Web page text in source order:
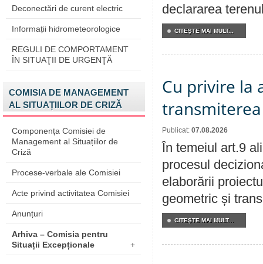
Deconectări de curent electric
Informații hidrometeorologice
REGULI DE COMPORTAMENT
ÎN SITUAŢII DE URGENŢĂ
COMISIA DE MANAGEMENT
AL SITUAȚIILOR DE CRIZĂ
Componența Comisiei de
Management al Situațiilor de
Criză
Procese-verbale ale Comisiei
Acte privind activitatea Comisiei
Anunțuri
Arhiva – Comisia pentru
Situații Excepționale
+
declararea
CITEŞTE MAI MULT...
Cu privire la
Publicat: 07.08.2026
În temeiul art.9
procesul
elaborării
geometric și
CITEŞTE MAI MULT...